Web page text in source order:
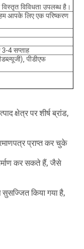
विविधता उपलब्ध है।
आपके लिए एक परिष्करण
4 सप्ताह
पीडीएफ
क्षेत्र पर शीर्ष ब्रांड,
प्राप्त कर चुके
कर सकते हैं, जैसे
किया गया है,